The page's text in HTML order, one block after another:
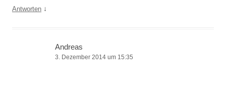
Antworten ↓
Andreas
3. Dezember 2014 um 15:35